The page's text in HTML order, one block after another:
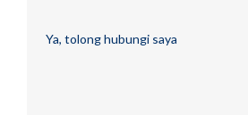
Ya, tolong hubungi saya